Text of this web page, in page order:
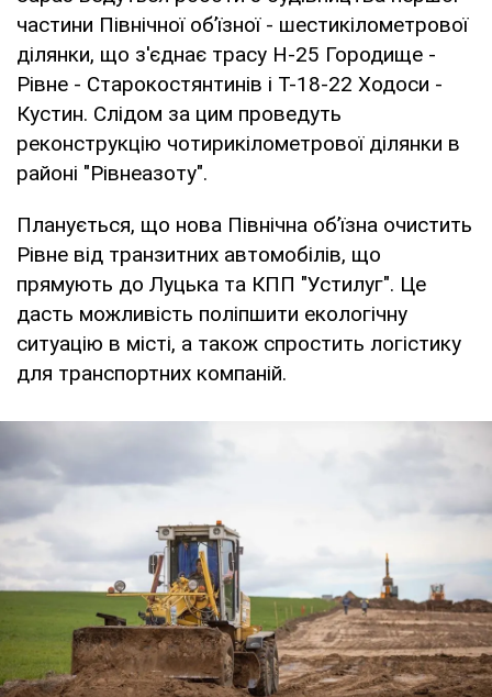
частини Північної об’їзної - шестикілометрової
ділянки, що з'єднає трасу Н-25 Городище -
Рівне - Старокостянтинів і Т-18-22 Ходоси -
Кустин. Слідом за цим проведуть
реконструкцію чотирикілометрової ділянки в
районі "Рівнеазоту".
Планується, що нова Північна об’їзна очистить
Рівне від транзитних автомобілів, що
прямують до Луцька та КПП "Устилуг". Це
дасть можливість поліпшити екологічну
ситуацію в місті, а також спростить логістику
для транспортних компаній.